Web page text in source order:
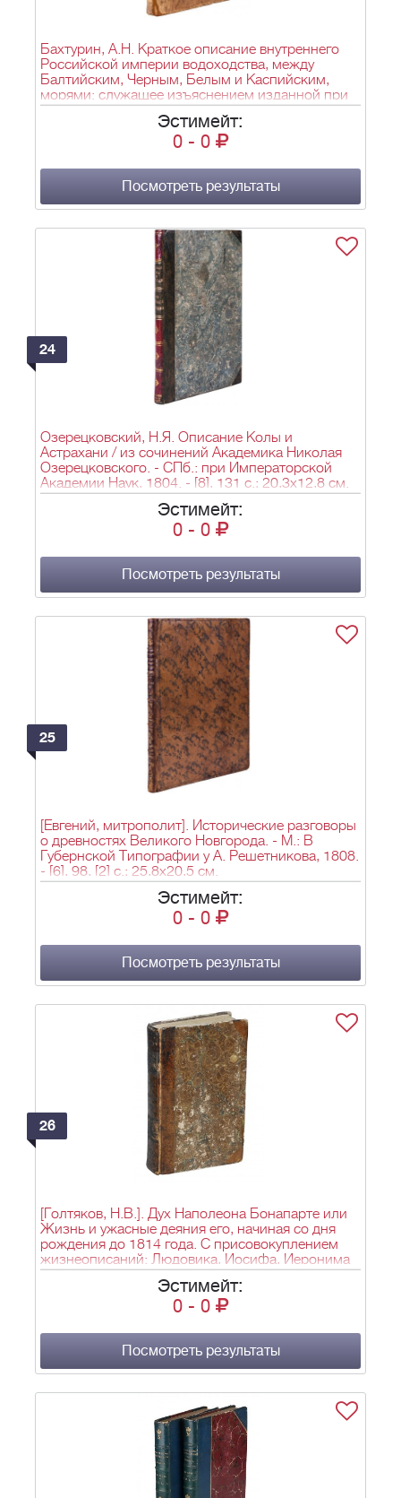
Бахтурин, А.Н. Краткое описание внутреннего
Российской империи водоходства, между
Балтийским, Черным, Белым и Каспийским,
морями: служащее изъяснением изданной при
Департаменте водяных коммуникаций
гидрографической карты / Сочиненное при
оном Департаменте секретарем Бахтуриным. -
Эстимейт:
0 - 0
Посмотреть результаты
24
Озерецковский, Н.Я. Описание Колы и
Астрахани / из сочинений Академика Николая
Озерецковского. - СПб.: при Императорской
Академии Наук, 1804. - [8], 131 с.; 20,3х12,8 см.
Эстимейт:
0 - 0
Посмотреть результаты
25
[Евгений, митрополит]. Исторические разговоры
о древностях Великого Новгорода. - М.: В
Губернской Типографии у А. Решетникова, 1808.
- [6], 98, [2] с.; 25,8х20,5 см.
Эстимейт:
0 - 0
Посмотреть результаты
26
[Голтяков, Н.В.]. Дух Наполеона Бонапарте или
Жизнь и ужасные деяния его, начиная со дня
рождения до 1814 года. С присовокуплением
жизнеописаний: Людовика, Иосифа, Иеронима
и Луциана Бонопарте, Иоахима Мюрата, Евгения
Богарне, Карла Талейрана, Иосифа Фета и всех
его маршалов и знатнейших светских военных и
возвышению первого консула бывшей
Французской республики: [в 3-х ч.] / Собрано с
показаний очевидцев и достовернейших
авторов. - Вновь исправленное и доп. изд. -
СПб., 1814. Ч. 1. - Тип. Департамента внешней
торговли. - [8], 100 с., 1 л. ил. (портр.); Ч. 2. - Тип.
И. Байкова. - [8], 91 с.; Ч. 3. - Тип. И. Иоаннесова.
- [8], 163 с.; 20,5х12,8 см.
Эстимейт:
0 - 0
Посмотреть результаты